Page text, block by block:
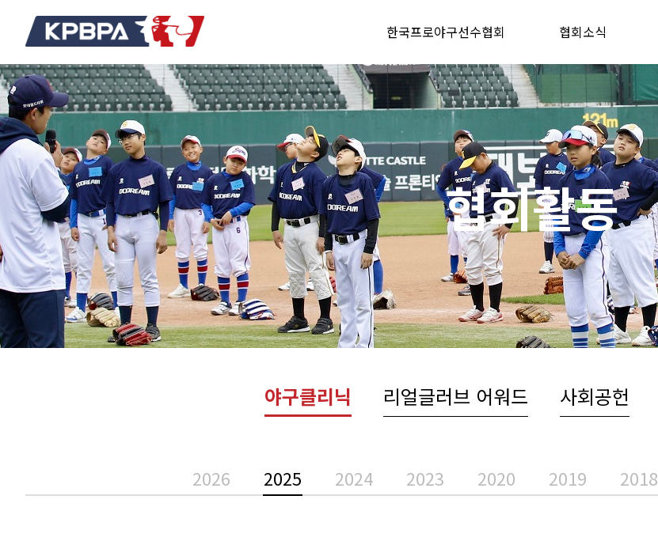
한국프로야구선수협회 협회소식
협회활동
야구클리닉
2018
2019
2020
2023
2024
2025
2026
리얼글러브 어워드 사회공헌